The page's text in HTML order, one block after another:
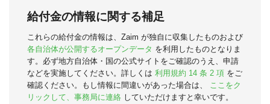
給付金の情報に関する補足
これらの給付金の情報は、Zaim が独自に収集したものおよび
各自治体が公開するオープンデータ を利用したものとなりま
す。必ず地方自治体・国の公式サイトをご確認のうえ、申請
などを実施してください。詳しくは 利用規約 14 条 2 項 をご
確認ください。もし情報に間違いがあった場合は、
ここをク
リックして、事務局に連絡 していただけますと幸いです。